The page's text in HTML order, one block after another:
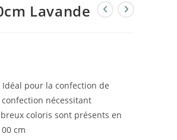
Lavande
pour la confection de
nécessitant
coloris sont présents en
cm